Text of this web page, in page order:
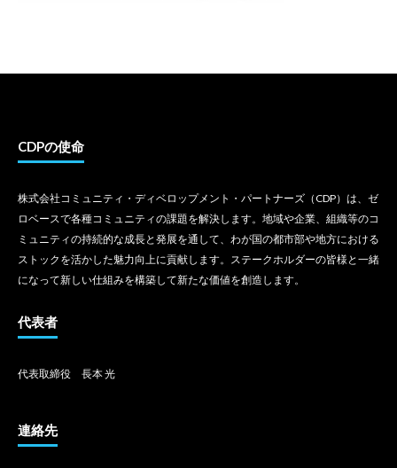
CDPの使命
株式会社コミュニティ・ディベロップメント・パートナーズ（CDP）は、ゼ
ロベースで各種コミュニティの課題を解決します。地域や企業、組織等のコ
ミュニティの持続的な成長と発展を通して、わが国の都市部や地方における
ストックを活かした魅力向上に貢献します。ステークホルダーの皆様と一緒
になって新しい仕組みを構築して新たな価値を創造します。
代表者
代表取締役 長本 光
連絡先